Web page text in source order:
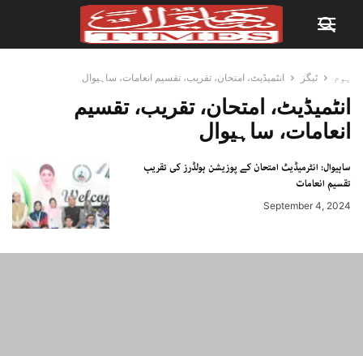
ہوم ٹیگز انٹمیڈیٹ، امتحان، تقریب، تقسیم انعامات، ساہیوال
انٹمیڈیٹ، امتحان، تقریب، تقسیم
انعامات، ساہیوال
ساہیوال: انٹرمیڈیٹ امتحان کے پوزیشن ہولڈرز کی تقریب
تقسیم انعامات
September 4, 2024